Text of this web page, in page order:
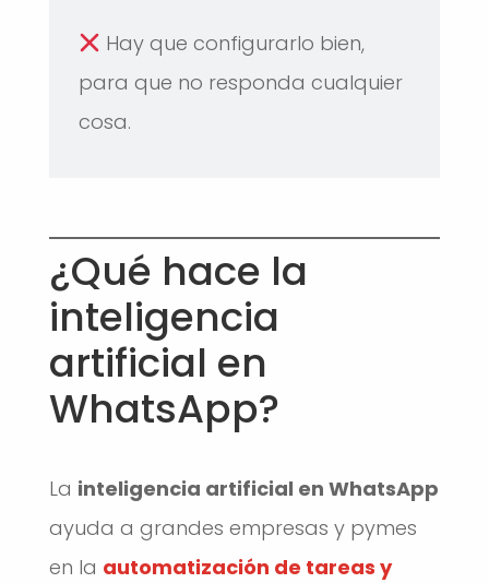
Hay que configurarlo bien,
para que no responda cualquier
cosa.
¿Qué hace la
inteligencia
artificial en
WhatsApp?
La inteligencia artificial en WhatsApp
ayuda a grandes empresas y pymes
en la automatización de tareas y